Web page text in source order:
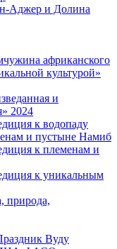
Аджер и Долина
африканского
культурой»
и
2024
к водопаду
и пустыне Намиб
к племенам и
к уникальным
природа,
Вуду